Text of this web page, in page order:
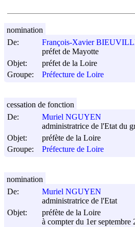
De:
François-Xavier
préfet de Mayotte
Objet:
préfet de la Loire
Groupe:
Préfecture de Loire
nomination
De:
Muriel NGUYEN
administratrice de l'Etat du
Objet:
préfète de la Loire
Groupe:
Préfecture de Loire
cessation de fonction
De:
Muriel NGUYEN
administratrice de l'Etat
Objet:
préfète de la Loire
à compter du 1er septembre
nomination